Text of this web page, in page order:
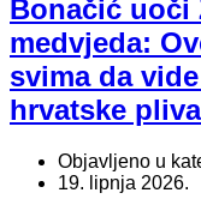
Bonačić uoči
medvjeda:
svima da
hrvatske
Objavljeno u
19. lipnja 2026.